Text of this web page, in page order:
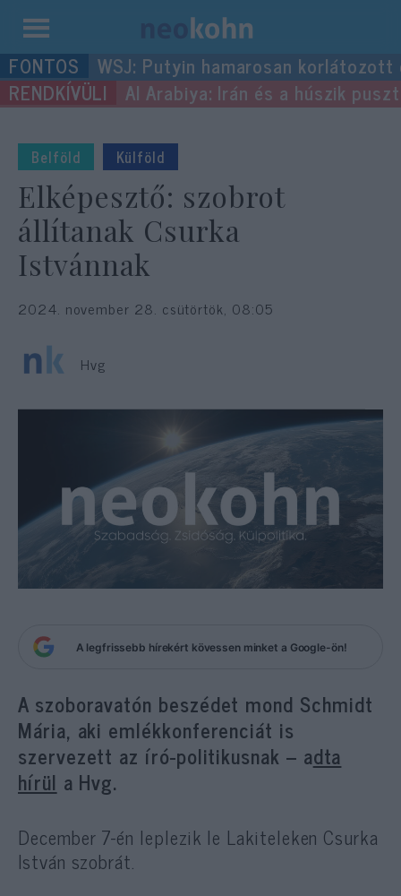
Kilépés
a
tartalomba
WSJ: Putyin hamarosan
Al Arabiya: Irán és a húszik
Belföld Külföld
Elképesztő: szobrot
állítanak Csurka
Istvánnak
2024. november 28. csütörtök, 08:05
Hvg
A legfrissebb hírekért kövessen minket a Google-ön!
A szoboravatón beszédet mond Schmidt
Mária, aki emlékkonferenciát is
szervezett az író-politikusnak – adta
hírül a Hvg.
December 7-én leplezik le Lakiteleken Csurka
István szobrát.